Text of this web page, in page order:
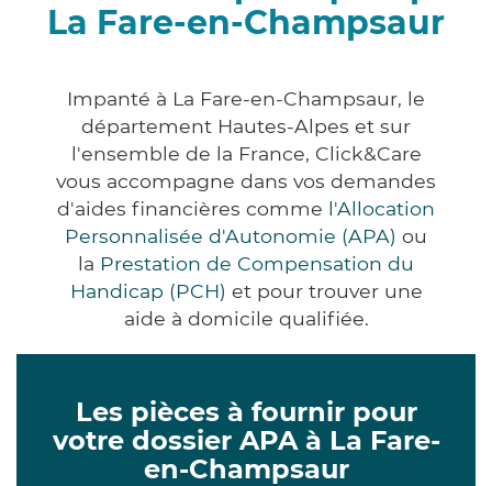
La Fare-en-Champsaur
Impanté à La Fare-en-Champsaur, le
département Hautes-Alpes et sur
l'ensemble de la France, Click&Care
vous accompagne dans vos demandes
d'aides financières comme l'Allocation
Personnalisée d'Autonomie (APA) ou
la Prestation de Compensation du
Handicap (PCH) et pour trouver une
aide à domicile qualifiée.
Les pièces à fournir pour
votre dossier APA à La Fare-
en-Champsaur